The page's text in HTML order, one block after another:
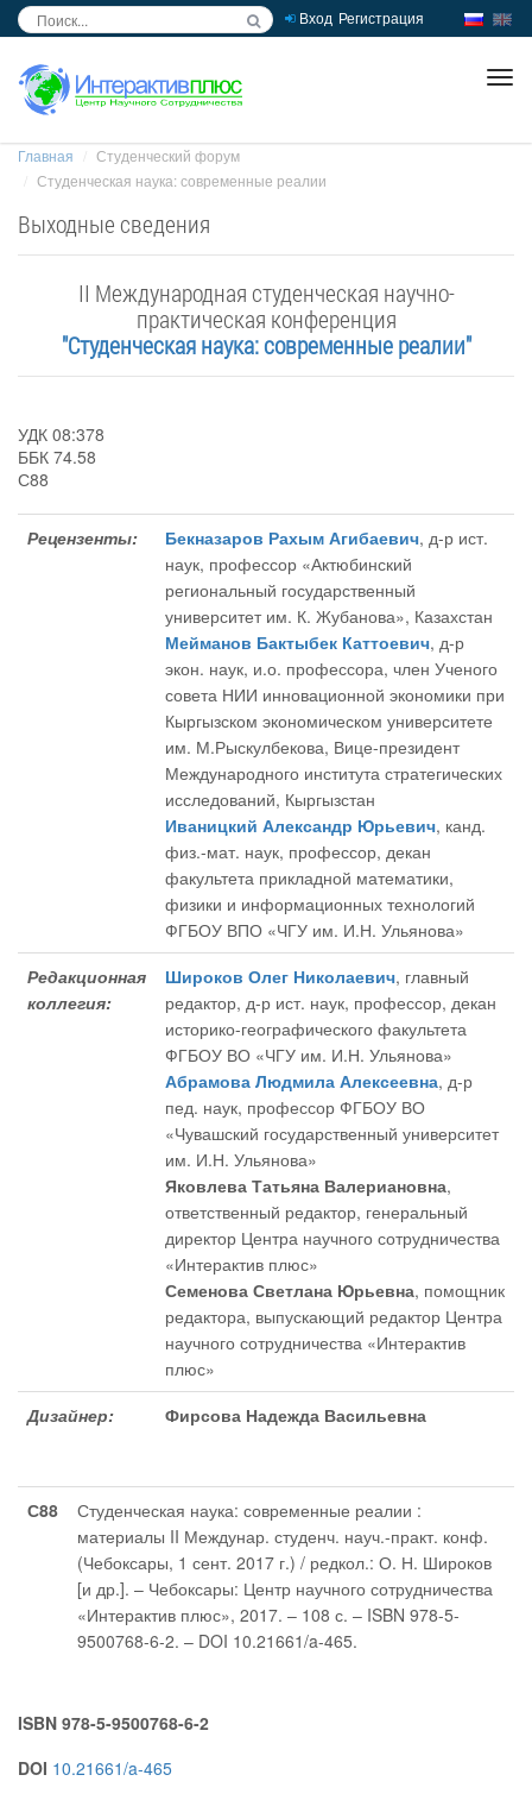
Вход Регистрация
Главная
Студенческий форум
Студенческая наука: современные реалии
Выходные сведения
II Международная студенческая научно-
практическая конференция
"Студенческая наука: современные реалии"
УДК 08:378
ББК 74.58
С88
Рецензенты: Бекназаров Рахым Агибаевич, д-р ист.
наук, профессор «Актюбинский
региональный государственный
университет им. К. Жубанова», Казахстан
Мейманов Бактыбек Каттоевич, д-р
экон. наук, и.о. профессора, член Ученого
совета НИИ инновационной экономики при
Кыргызском экономическом университете
им. М.Рыскулбекова, Вице-президент
Международного института стратегических
исследований, Кыргызстан
Иваницкий Александр Юрьевич, канд.
физ.-мат. наук, профессор, декан
факультета прикладной математики,
физики и информационных технологий
ФГБОУ ВПО «ЧГУ им. И.Н. Ульянова»
Редакционная
коллегия:
Широков Олег Николаевич, главный
редактор, д-р ист. наук, профессор, декан
историко-географического факультета
ФГБОУ ВО «ЧГУ им. И.Н. Ульянова»
Абрамова Людмила Алексеевна, д-р
пед. наук, профессор ФГБОУ ВО
«Чувашский государственный университет
им. И.Н. Ульянова»
Яковлева Татьяна Валериановна,
ответственный редактор, генеральный
директор Центра научного сотрудничества
«Интерактив плюс»
Семенова Светлана Юрьевна, помощник
редактора, выпускающий редактор Центра
научного сотрудничества «Интерактив
плюс»
Дизайнер:
Фирсова Надежда Васильевна
С88
Студенческая наука: современные реалии :
материалы II Междунар. студенч. науч.-практ. конф.
(Чебоксары, 1 сент. 2017 г.) / редкол.: О. Н. Широков
[и др.]. – Чебоксары: Центр научного сотрудничества
«Интерактив плюс», 2017. – 108 с. – ISBN 978-5-
9500768-6-2. – DOI 10.21661/a-465.
ISBN 978-5-9500768-6-2
DOI 10.21661/a-465